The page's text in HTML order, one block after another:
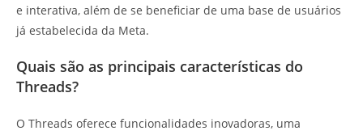
e interativa, além de se beneficiar de uma base de usuários
já estabelecida da Meta.
Quais são as principais características do
Threads?
O Threads oferece funcionalidades inovadoras, uma